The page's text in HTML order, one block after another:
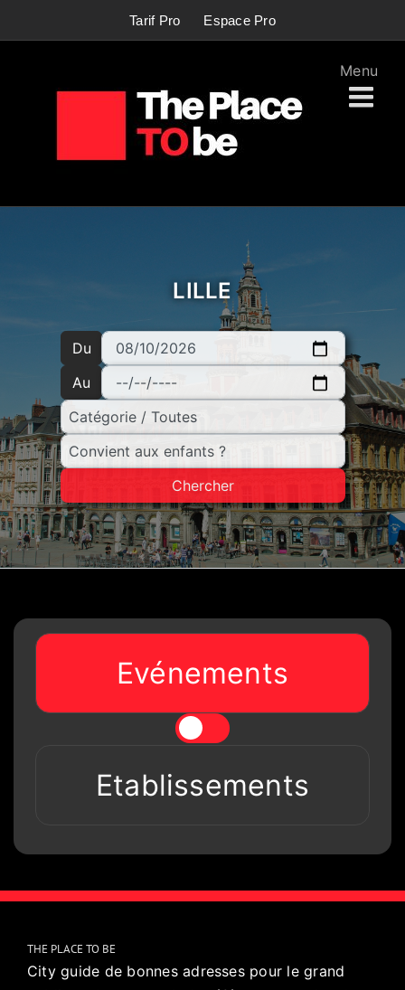
Tarif Pro Espace Pro
LILLE
Du
Au
Chercher
Evénements
Etablissements
THE PLACE TO BE
City guide de bonnes adresses pour le grand